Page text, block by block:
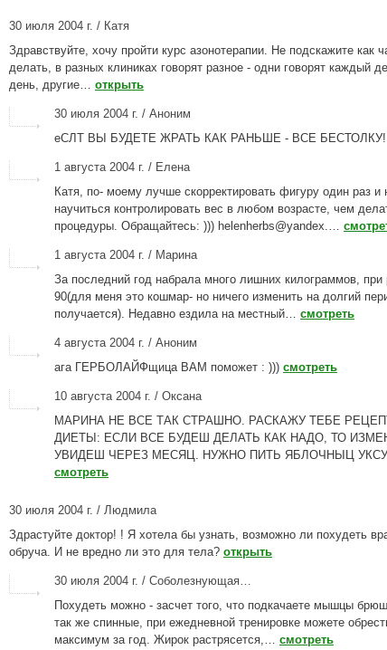
30 июля 2004 г. / Катя
Здравствуйте, хочу пройти курс азонотерапии. Не подскажите как
делать, в разных клиниках говорят разное - одни говорят каждый
день, другие… открыть
30 июля 2004 г. / Аноним
еСЛТ ВЫ БУДЕТЕ ЖРАТЬ КАК РАНЬШЕ - ВСЕ БЕСТОЛКУ!
1 августа 2004 г. / Елена
Катя, по- моему лучше скорректировать фигуру один раз и
научиться контролировать вес в любом возрасте, чем
процедуры. Обращайтесь: ))) helenherbs@yandex.…
1 августа 2004 г. / Марина
За последний год набрала много лишних килограммов, при
90(для меня это кошмар- но ничего изменить на долгий
получается). Недавно ездила на местный… смотреть
4 августа 2004 г. / Аноним
ага ГЕРБОЛАЙФщица ВАМ поможет : ))) смотреть
10 августа 2004 г. / Оксана
МАРИНА НЕ ВСЕ ТАК СТРАШНО. РАСКАЖУ ТЕБЕ
ДИЕТЫ: ЕСЛИ ВСЕ БУДЕШ ДЕЛАТЬ КАК НАДО, ТО
УВИДЕШ ЧЕРЕЗ МЕСЯЦ. НУЖНО ПИТЬ ЯБЛОЧНЫЦ
смотреть
30 июля 2004 г. / Людмила
Здрастуйте доктор! ! Я хотела бы узнать, возможно ли похудеть
обруча. И не вредно ли это для тела? открыть
30 июля 2004 г. / Соболезнующая…
Похудеть можно - засчет того, что подкачаете мышцы
так же спинные, при ежедневной тренировке можете
максимум за год. Жирок растрясется,… смотреть